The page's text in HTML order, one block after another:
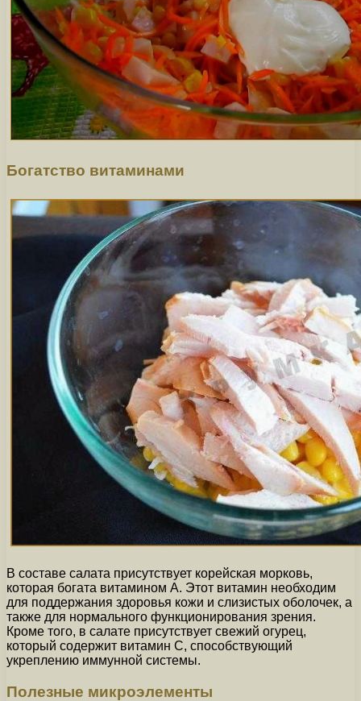
Богатство витаминами
В составе салата присутствует корейская морковь,
которая богата витамином А. Этот витамин необходим
для поддержания здоровья кожи и слизистых оболочек, а
также для нормального функционирования зрения.
Кроме того, в салате присутствует свежий огурец,
который содержит витамин С, способствующий
укреплению иммунной системы.
Полезные микроэлементы